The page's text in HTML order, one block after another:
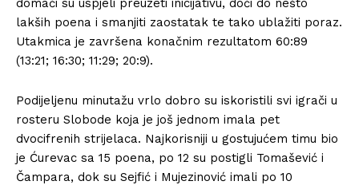
domaći su uspjeli preuzeti inicijativu, doći do nešto
lakših poena i smanjiti zaostatak te tako ublažiti poraz.
Utakmica je završena konačnim rezultatom 60:89
(13:21; 16:30; 11:29; 20:9).
Podijeljenu minutažu vrlo dobro su iskoristili svi igrači u
rosteru Slobode koja je još jednom imala pet
dvocifrenih strijelaca. Najkorisniji u gostujućem timu bio
je Ćurevac sa 15 poena, po 12 su postigli Tomašević i
Čampara, dok su Sejfić i Mujezinović imali po 10